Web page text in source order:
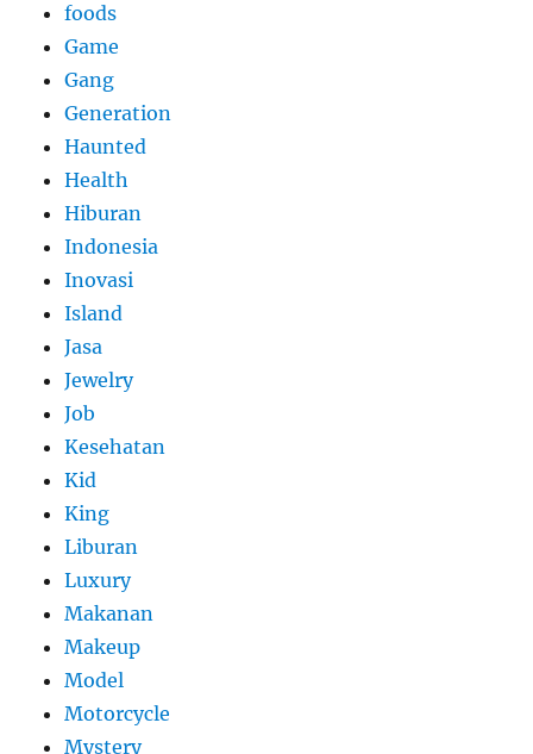
foods
Game
Gang
Generation
Haunted
Health
Hiburan
Indonesia
Inovasi
Island
Jasa
Jewelry
Job
Kesehatan
Kid
King
Liburan
Luxury
Makanan
Makeup
Model
Motorcycle
Mystery